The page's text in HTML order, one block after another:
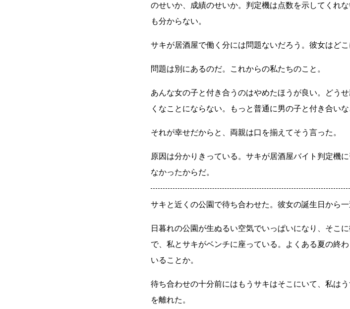
のせいか、成績のせいか。判定機は点数を示してくれ
も分からない。
サキが居酒屋で働く分には問題ないだろう。彼女はど
問題は別にあるのだ。これからの私たちのこと。
あんな女の子と付き合うのはやめたほうが良い。どう
くなことにならない。もっと普通に男の子と付き合いな
それが幸せだからと、両親は口を揃えてそう言った。
原因は分かりきっている。サキが居酒屋バイト判定機
なかったからだ。
サキと近くの公園で待ち合わせた。彼女の誕生日から一
日暮れの公園が生ぬるい空気でいっぱいになり、そこ
で、私とサキがベンチに座っている。よくある夏の終
いることか。
待ち合わせの十分前にはもうサキはそこにいて、私は
を離れた。